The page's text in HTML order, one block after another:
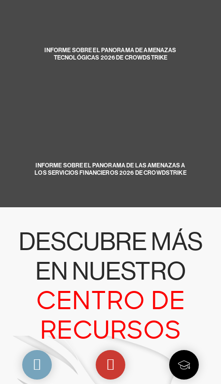
INFORME SOBRE EL PANORAMA DE AMENAZAS
TECNOLÓGICAS 2026 DE CROWDSTRIKE
INFORME SOBRE EL PANORAMA DE LAS AMENAZAS A
LOS SERVICIOS FINANCIEROS 2026 DE CROWDSTRIKE
DESCUBRE MÁS
EN NUESTRO
CENTRO DE
RECURSOS